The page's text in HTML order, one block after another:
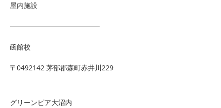
屋内施設
━━━━━━━━━━━━━
函館校
〒0492142 茅部郡森町赤井川229
グリーンピア大沼内